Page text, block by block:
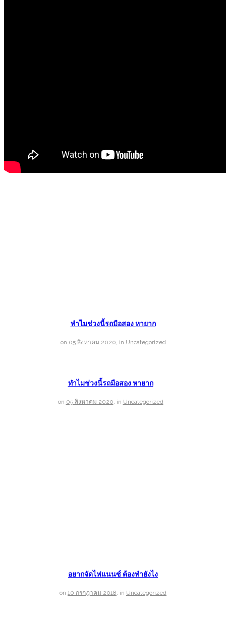
ทำไมช่วงนี้รถมือสอง หายาก
on 05 สิงหาคม 2020, in Uncategorized
ทำไมช่วงนี้รถมือสอง หายาก
on 05 สิงหาคม 2020, in Uncategorized
อยากจัดไฟแนนซ์ ต้องทำยังไง
on 10 กรกฎาคม 2018, in Uncategorized